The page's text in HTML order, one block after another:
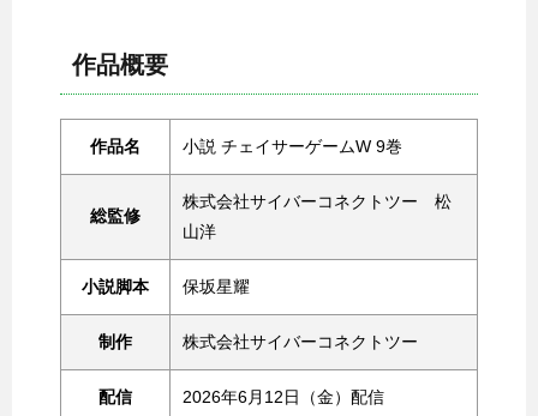
作品概要
作品名 小説 チェイサーゲームW 9巻
総監修
株式会社サイバーコネクトツー 松
山洋
小説脚本 保坂星耀
制作 株式会社サイバーコネクトツー
配信 2026年6月12日（金）配信